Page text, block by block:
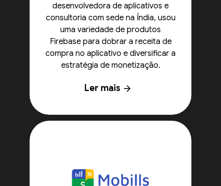
desenvolvedora de aplicativos e
consultoria com sede na Índia, usou
uma variedade de produtos
Firebase para dobrar a receita de
compra no aplicativo e diversificar a
estratégia de monetização.
Ler mais arrow_forward